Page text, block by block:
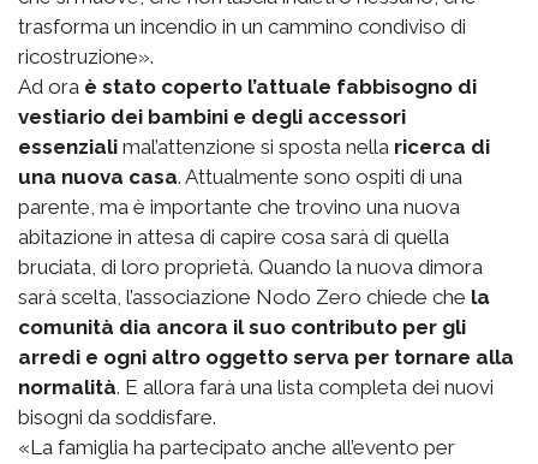
trasforma un incendio in un cammino condiviso di
ricostruzione».
Ad ora è stato coperto l’attuale fabbisogno di
vestiario dei bambini e degli accessori
essenziali mal’attenzione si sposta nella ricerca di
una nuova casa. Attualmente sono ospiti di una
parente, ma è importante che trovino una nuova
abitazione in attesa di capire cosa sarà di quella
bruciata, di loro proprietà. Quando la nuova dimora
sarà scelta, l’associazione Nodo Zero chiede che la
comunità dia ancora il suo contributo per gli
arredi e ogni altro oggetto serva per tornare alla
normalità. E allora farà una lista completa dei nuovi
bisogni da soddisfare.
«La famiglia ha partecipato anche all’evento per